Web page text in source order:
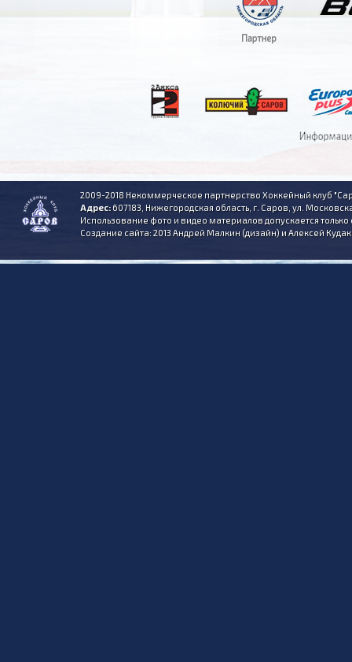
2009-2018 Некоммерческое партнерство Хоккейный клуб
Адрес:607183, Нижегородская область, г. Саров, ул.
Использование фото и видео материалов допускается
Создание сайта: 2013 Андрей Малкин (дизайн) и Алексей